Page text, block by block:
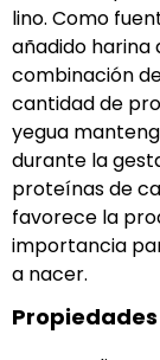
lino. Como
añadido harina
combinación
cantidad de
yegua
durante la
proteínas de
favorece la
importancia
a nacer.